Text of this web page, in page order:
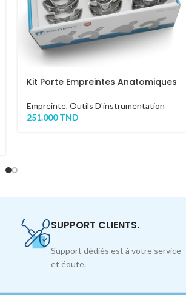
Kit Porte Empreintes Anatomiques
Empreinte, Outils D'instrumentation
251.000TND
SUPPORT CLIENTS.
Support dédiés est à votre service
et éoute.